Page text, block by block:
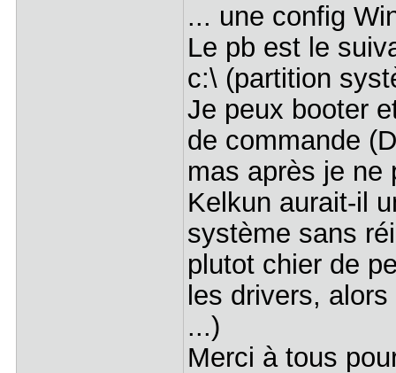
... une config
Le pb est le
c:\ (partition
Je peux booter
de commande
mas après je ne
Kelkun aurait-il
système sans
plutot chier de
les drivers,
...)
Merci à tous